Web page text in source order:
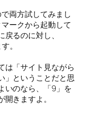
両方試してみまし
ークから起動して
るのに対し、
。
は「サイト見ながら
」ということだと思
いのなら、「9」を
きますよ。